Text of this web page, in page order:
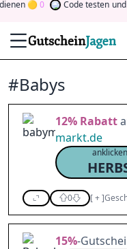
0 Code testen und
#Babys
12% Rabatt
markt.de
0 [+]
15%-